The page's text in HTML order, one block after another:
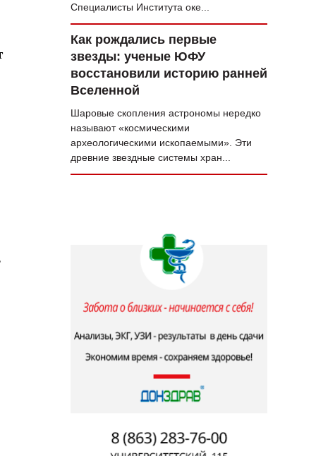
Специалисты Института оке...
Как рождались первые
звезды: ученые ЮФУ
восстановили историю ранней
Вселенной
Шаровые скопления астрономы нередко
называют «космическими
археологическими ископаемыми». Эти
древние звездные системы хран...